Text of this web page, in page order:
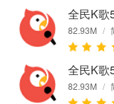
全民K歌
82.93M /
全民K歌
82.93M /